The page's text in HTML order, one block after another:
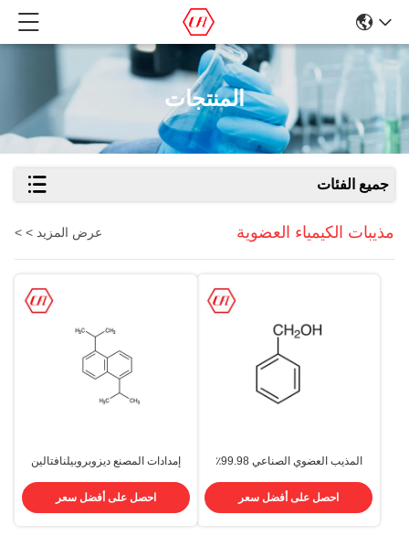
المنتجات
جميع الفئات
مذيبات الكيمياء العضوية عرض المزيد > >
المذيب العضوي الصناعي 99.98٪
احصل على أفضل سعر
إمدادات المصنع ديزوبروبيلنافتالين
احصل على أفضل سعر